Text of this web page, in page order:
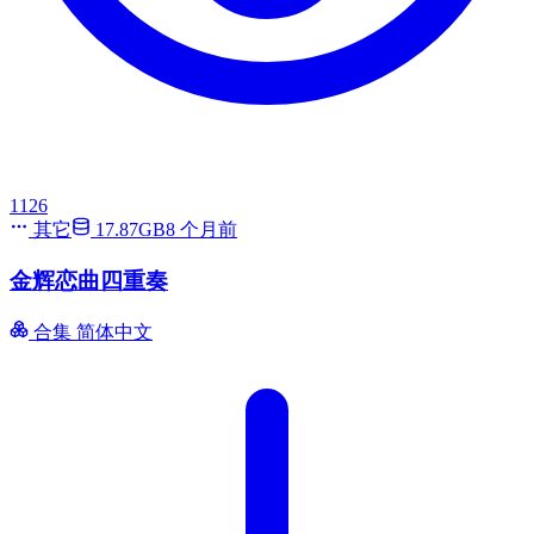
1126
其它
17.87GB8 个月前
金辉恋曲四重奏
合集 简体中文